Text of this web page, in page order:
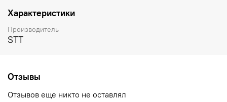
Характеристики
Производитель
STT
Отзывы
Отзывов еще никто не оставлял